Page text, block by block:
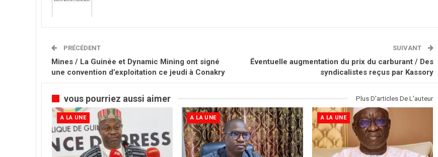
PRÉCÉDENT
Mines / La Guinée et Dynamic Mining ont signé
une convention d’exploitation ce jeudi à Conakry
SUIVANT
Éventuelle augmentation du prix du carburant / Des
syndicalistes reçus par Kassory
vous pourriez aussi aimer Plus D'articles De L'auteur
A LA UNE A LA UNE A LA UNE